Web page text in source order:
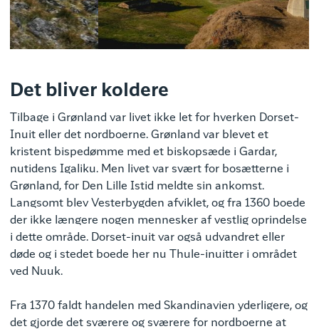
Det bliver koldere
Tilbage i Grønland var livet ikke let for hverken Dorset-
Inuit eller det nordboerne. Grønland var blevet et
kristent bispedømme med et biskopsæde i Gardar,
nutidens Igaliku. Men livet var svært for bosætterne i
Grønland, for Den Lille Istid meldte sin ankomst.
Langsomt blev Vesterbygden afviklet, og fra 1360 boede
der ikke længere nogen mennesker af vestlig oprindelse
i dette område. Dorset-inuit var også udvandret eller
døde og i stedet boede her nu Thule-inuitter i området
ved Nuuk.
Fra 1370 faldt handelen med Skandinavien yderligere, og
det gjorde det sværere og sværere for nordboerne at